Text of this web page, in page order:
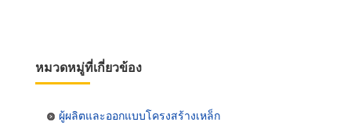
หมวดหมู่ที่เกี่ยวข้อง
ผู้ผลิตและออกแบบโครงสร้างเหล็ก